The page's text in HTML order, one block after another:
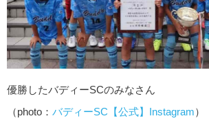
優勝したバディーSCのみなさん
（photo： バディーSC【公式】Instagram）